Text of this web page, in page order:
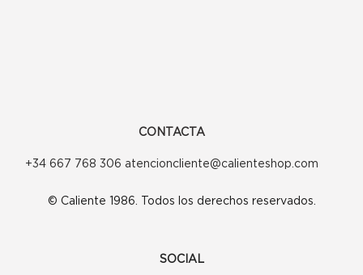
CONTACTA
+34 667 768 306 atencioncliente@calienteshop.com
© Caliente 1986. Todos los derechos reservados.
SOCIAL